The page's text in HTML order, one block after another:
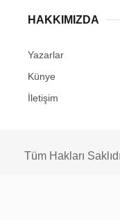
HAKKIMIZDA
Yazarlar
Künye
İletişim
Tüm Hakları